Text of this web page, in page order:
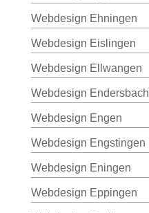
Webdesign Ehningen
Webdesign Eislingen
Webdesign Ellwangen
Webdesign Endersbach
Webdesign Engen
Webdesign Engstingen
Webdesign Eningen
Webdesign Eppingen